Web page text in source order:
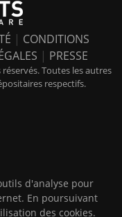
| CONDITIONS
| PRESSE
Toutes les autres
respectifs.
d'analyse pour
En poursuivant
des cookies.